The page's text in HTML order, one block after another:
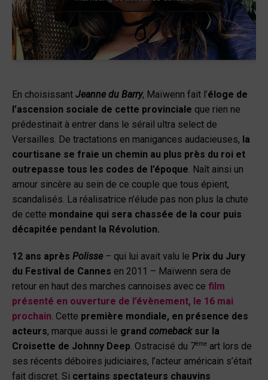
En choisissant Jeanne du Barry, Maïwenn fait l’éloge de
l’ascension sociale de cette provinciale que rien ne
prédestinait à entrer dans le sérail ultra select de
Versailles. De tractations en manigances audacieuses, la
courtisane se fraie un chemin au plus près du roi et
outrepasse tous les codes de l’époque . Naît ainsi un
amour sincère au sein de ce couple que tous épient,
scandalisés. La réalisatrice n’élude pas non plus la chute
de cette mondaine qui sera chassée de la cour puis
décapitée pendant la Révolution.
12 ans après Polisse – qui lui avait valu le Prix du Jury
du Festival de Cannes en 2011 – Maïwenn sera de
retour en haut des marches cannoises avec ce film
présenté en ouverture de l’évènement, le 16 mai
prochain . Cette première mondiale, en présence des
acteurs, marque aussi le grand comebacksur la
Croisette de Johnny Deep . Ostracisé du 7ème art lors de
ses récents déboires judiciaires, l’acteur américain s’était
fait discret. Si certains spectateurs chauvins